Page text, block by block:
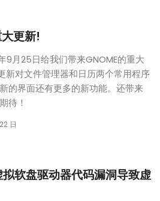
更新!
9月25日给我们带来GNOME的重大
新对文件管理器和日历两个常用程序
的界面还有更多的新功能。还带来
待！
日
软盘驱动器代码漏洞导致虚